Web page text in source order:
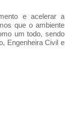
e acelerar a
que o ambiente
um todo, sendo
Engenheira Civil e